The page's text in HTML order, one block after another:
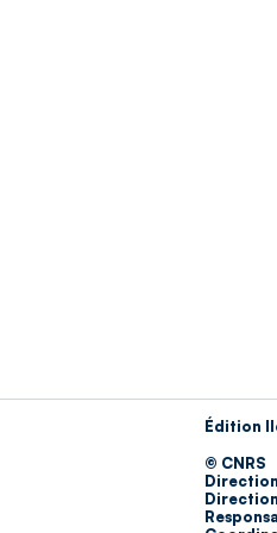
Édition
© CNRS